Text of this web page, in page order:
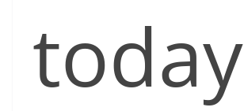
today